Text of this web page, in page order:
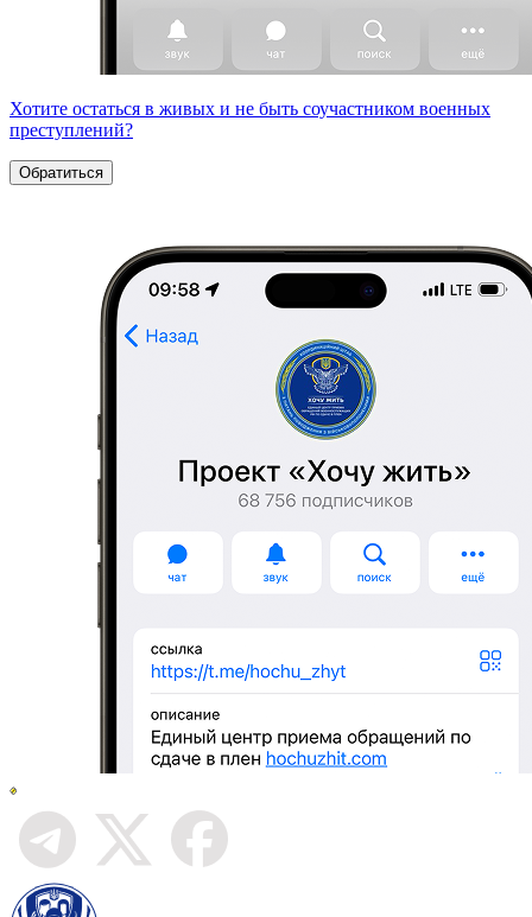
Хотите остаться в живых и не быть соучастником военных
преступлений?
Обратиться